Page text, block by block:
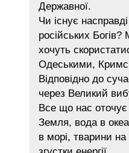
Державної.
Чи існує
російських
хочуть
Одеськими,
Відповідно до
через Великий
Все що нас оточує
Земля, вода в
в морі, тварини